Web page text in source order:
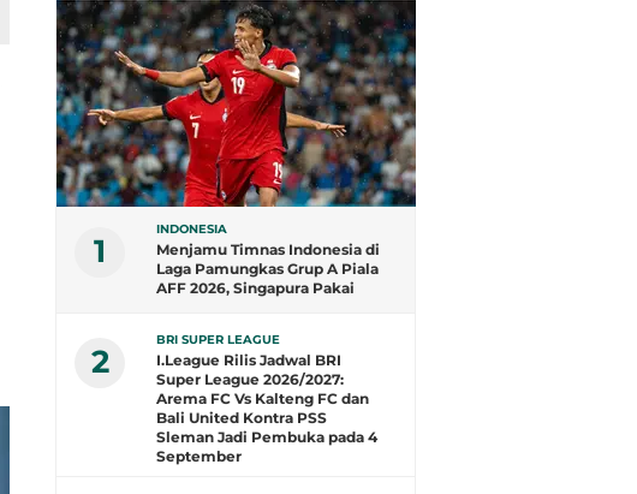
1
INDONESIA
Menjamu Timnas Indonesia di
Laga Pamungkas Grup A Piala
AFF 2026, Singapura Pakai
2
BRI SUPER LEAGUE
I.League Rilis Jadwal BRI
Super League 2026/2027:
Arema FC Vs Kalteng FC dan
Bali United Kontra PSS
Sleman Jadi Pembuka pada 4
September